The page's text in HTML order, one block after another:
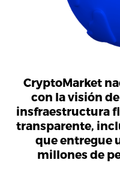
CryptoMarket
con la visión
insfraestructura
transparente,
que entregue
millones de